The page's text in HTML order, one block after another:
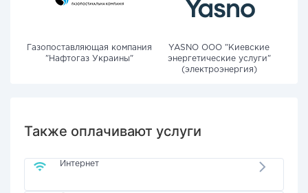
Газопоставляющая компания
"Нафтогаз Украины"
YASNO OOO "Киевские
энергетические услуги"
(электроэнергия)
Также оплачивают услуги
Интернет